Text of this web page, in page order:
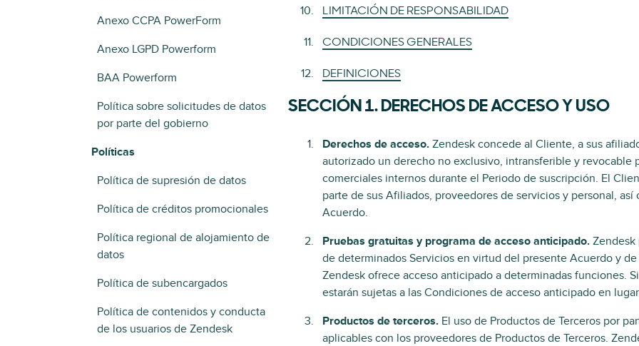
Anexo CCPA PowerForm
Anexo LGPD Powerform
BAA Powerform
Política sobre solicitudes de datos
por parte del gobierno
Políticas
Política de supresión de datos
Política de créditos promocionales
Política regional de alojamiento de
datos
Política de subencargados
Política de contenidos y conducta
de los usuarios de Zendesk
LIMITACIÓN DE RESPONSABILIDAD
CONDICIONES GENERALES
DEFINICIONES
SECCIÓN 1. DERECHOS DE ACCESO Y USO
Derechos de acceso. Zendesk concede al Cliente, a sus
autorizado un derecho no exclusivo, intransferible y revocable
comerciales internos durante el Periodo de suscripción. El
parte de sus Afiliados, proveedores de servicios y personal,
Acuerdo.
Pruebas gratuitas y programa de acceso anticipado.
de determinados Servicios en virtud del presente Acuerdo y
Zendesk ofrece acceso anticipado a determinadas funciones.
estarán sujetas a las Condiciones de acceso anticipado en
Productos de terceros. El uso de Productos de Terceros por
aplicables con los proveedores de Productos de Terceros.